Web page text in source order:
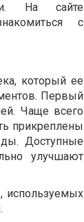
На сайте
с
который ее
Первый
Чаще всего
прикреплены
Доступные
улучшают
используемых